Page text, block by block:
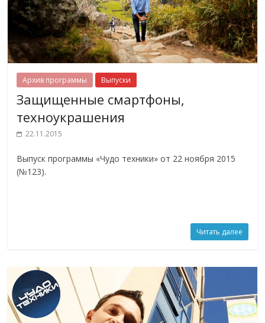
Архив программы Выпуски
Защищенные смартфоны,
техноукрашения
22.11.2015
Выпуск программы «Чудо техники» от 22 ноября 2015
(№123).
Читать далее